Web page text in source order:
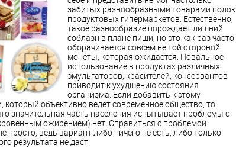
забитых разнообразными товарами полок
продуктовых гипермаркетов. Естественно,
такое разнообразие порождает лишний
соблазн в плане пищи, но это как раз часто
оборачивается совсем не той стороной
монеты, которая ожидается. Повальное
использование в продуктах различных
эмульгаторов, красителей, консервантов
приводит к ухудшению состояния
организма. Если добавить к этому
объективно ведет современное общество, то
значительная часть населения испытывает проблемы с
ожирением) нет. Справиться с проблемой
просто, ведь вариант либо ничего не есть, либо только
результата не даст.